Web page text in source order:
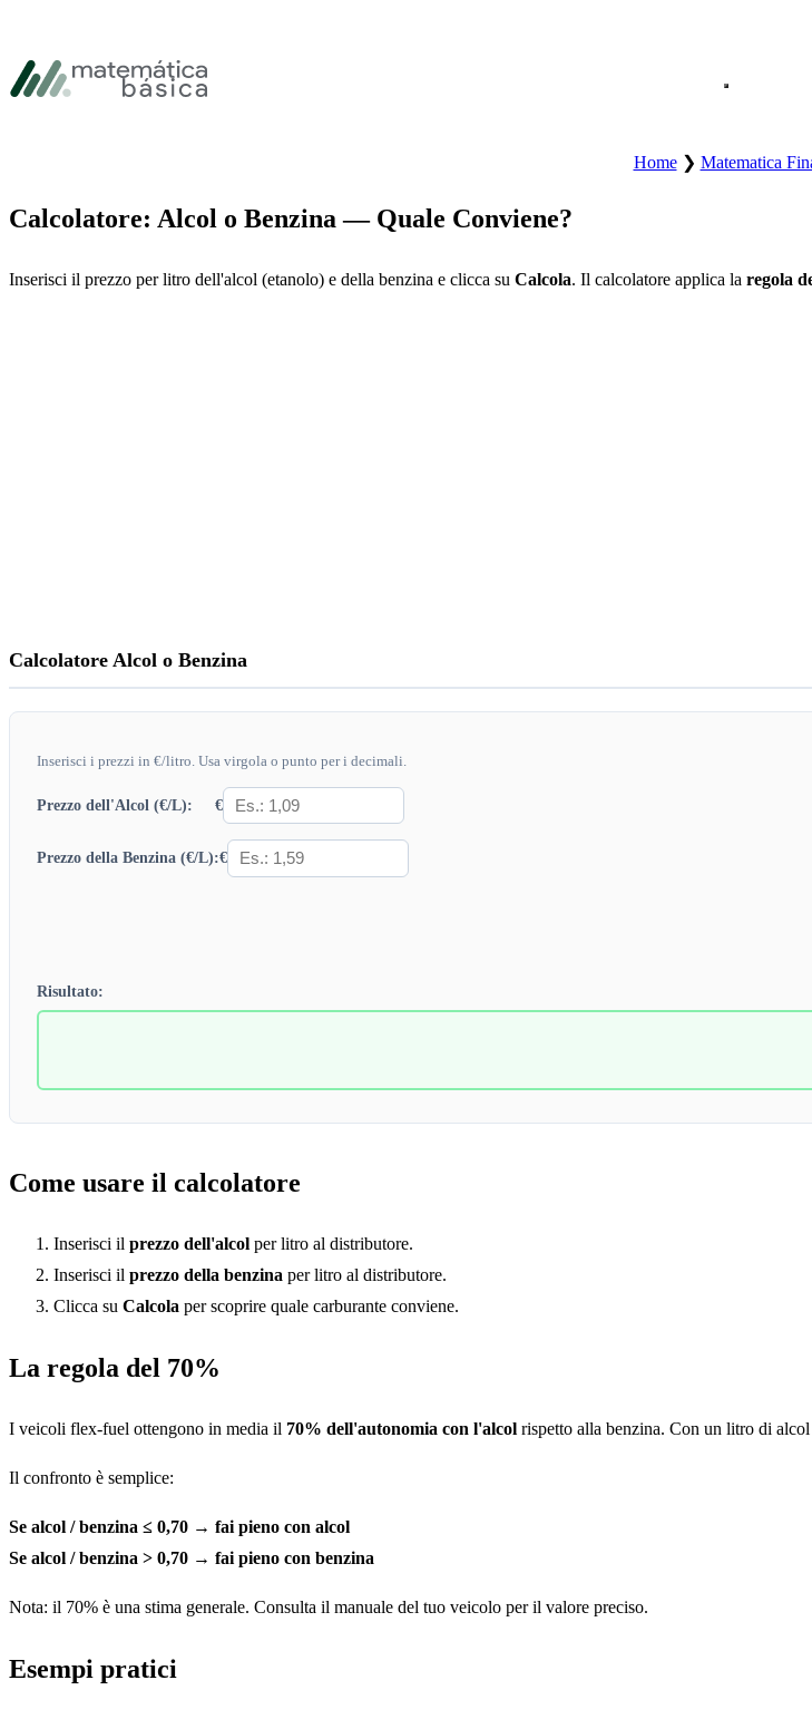
Vai al piè di pagina
Home❯ Matematica
Calcolatore: Alcol o Benzina — Quale Conviene?
Inserisci il prezzo per litro dell'alcol (etanolo) e della benzina e clicca su Calcola. Il calcolatore applica la regola
Calcolatore Alcol o Benzina
Inserisci i prezzi in €/litro. Usa virgola o punto per i decimali.
Prezzo dell'Alcol (€/L): €
Prezzo della Benzina (€/L):€
Risultato:
Come usare il calcolatore
Inserisci il prezzo dell'alcol per litro al distributore.
Inserisci il prezzo della benzina per litro al distributore.
Clicca su Calcola per scoprire quale carburante conviene.
La regola del 70%
I veicoli flex-fuel ottengono in media il 70% dell'autonomia con l'alcol rispetto alla benzina. Con un litro di
Il confronto è semplice:
Se alcol / benzina ≤ 0,70 → fai pieno con alcol
Se alcol / benzina > 0,70 → fai pieno con benzina
Nota: il 70% è una stima generale. Consulta il manuale del tuo veicolo per il valore preciso.
Esempi pratici